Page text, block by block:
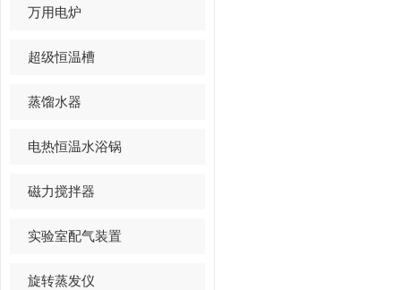
万用电炉
超级恒温槽
蒸馏水器
电热恒温水浴锅
磁力搅拌器
实验室配气装置
旋转蒸发仪